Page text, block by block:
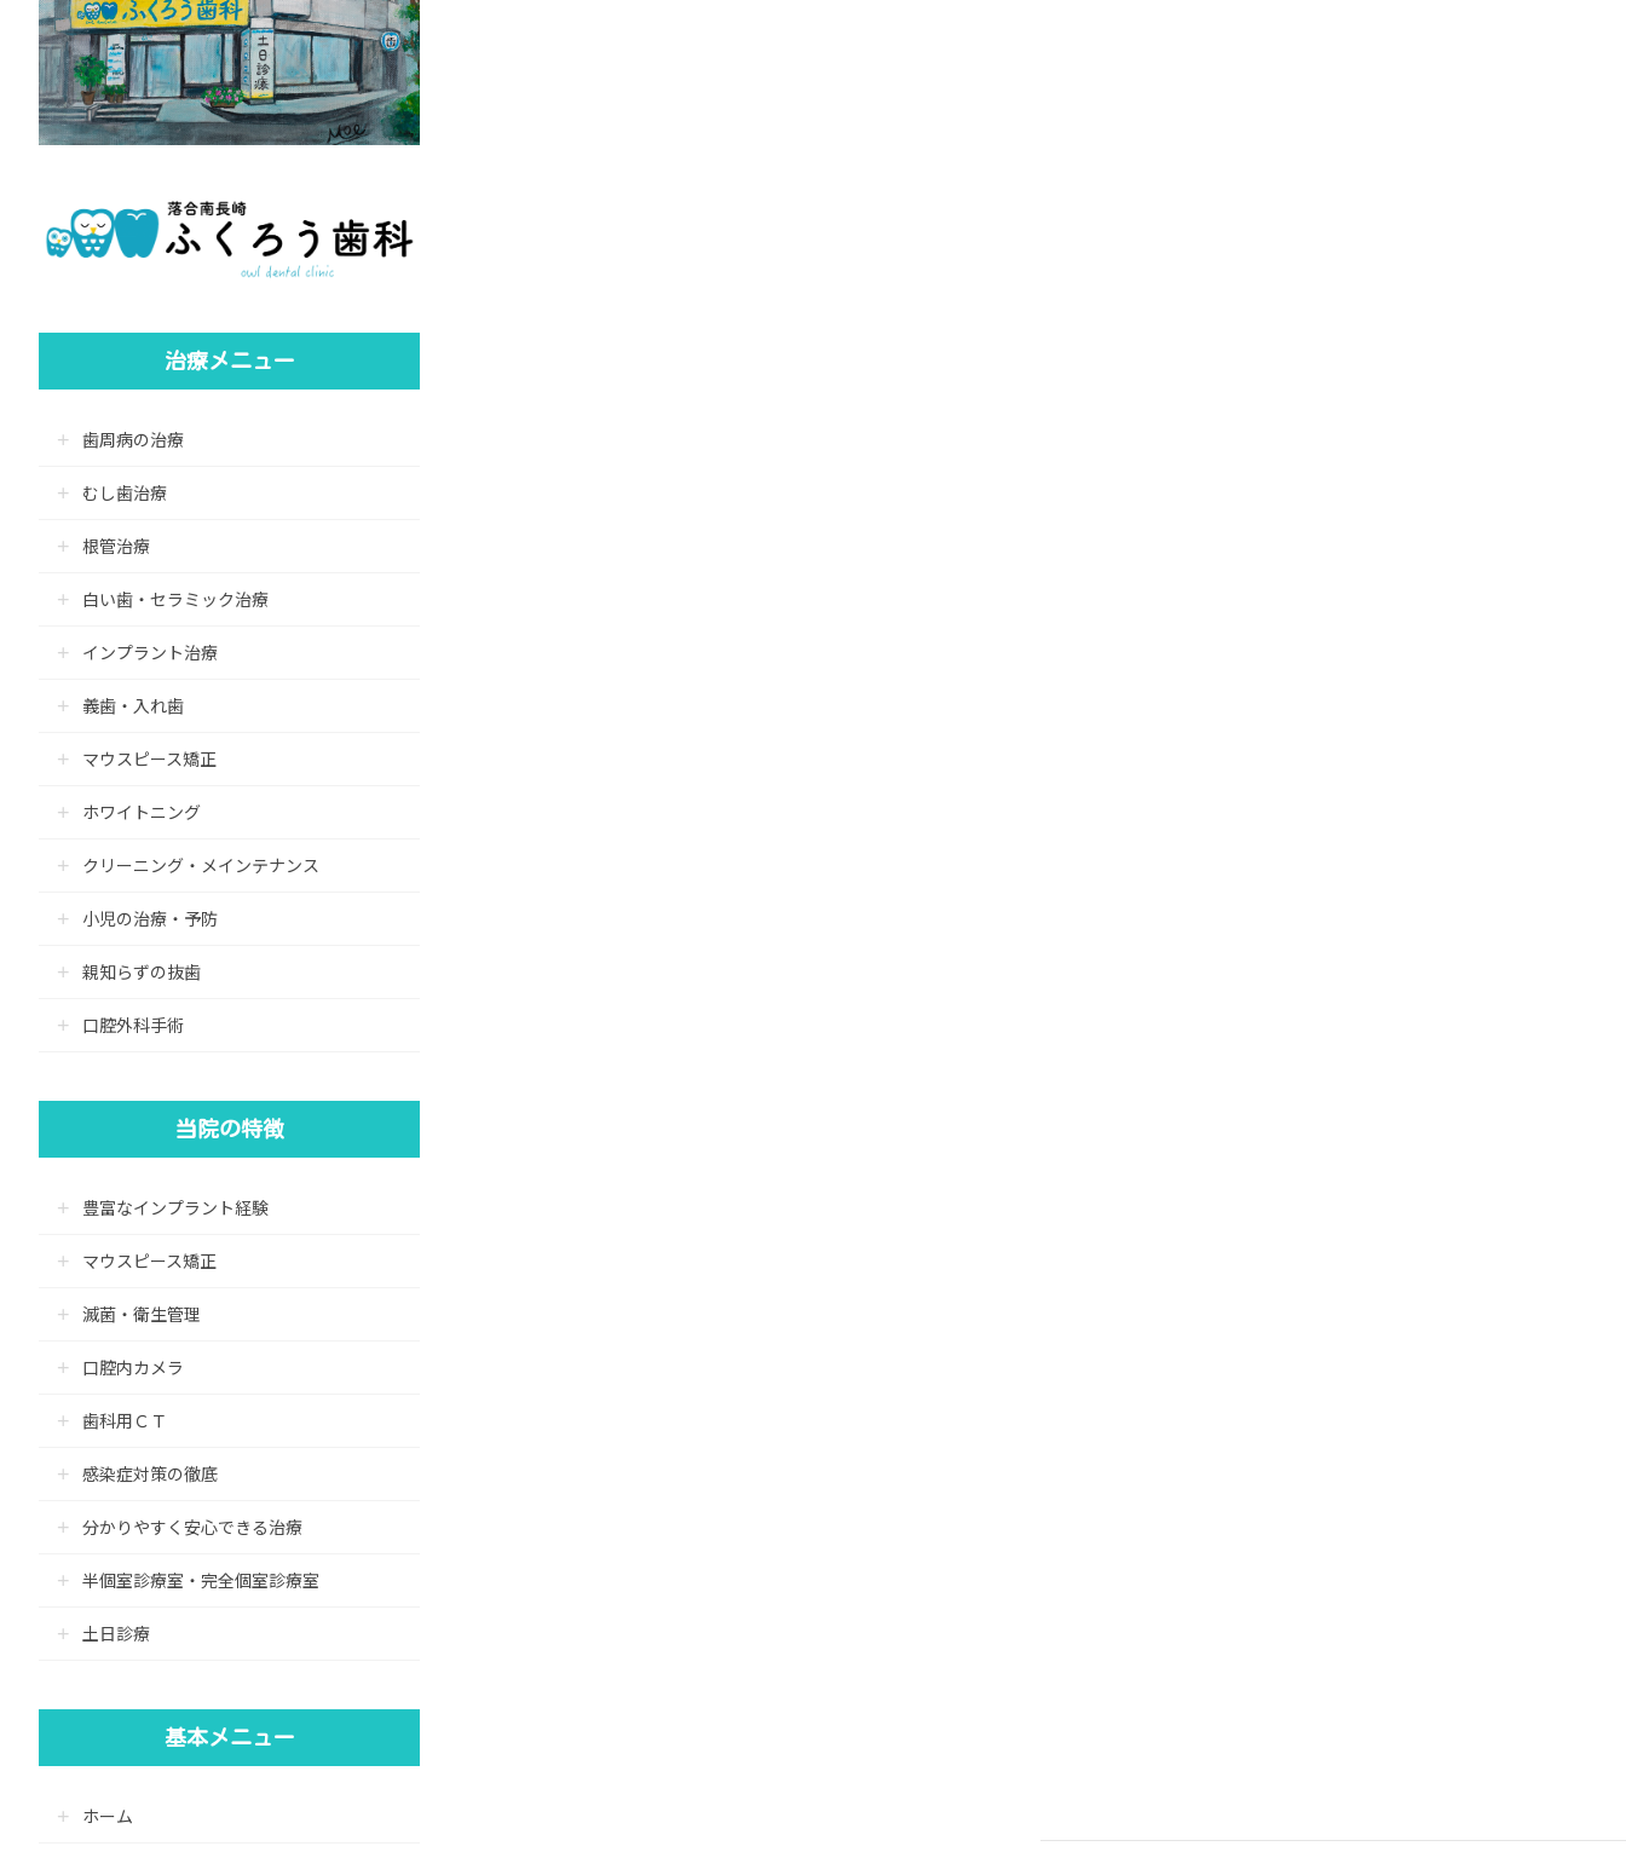
治療メニュー
歯周病の治療
むし歯治療
根管治療
白い歯・セラミック治療
インプラント治療
義歯・入れ歯
マウスピース矯正
ホワイトニング
クリーニング・メインテナンス
小児の治療・予防
親知らずの抜歯
口腔外科手術
当院の特徴
豊富なインプラント経験
マウスピース矯正
滅菌・衛生管理
口腔内カメラ
歯科用ＣＴ
感染症対策の徹底
分かりやすく安心できる治療
半個室診療室・完全個室診療室
土日診療
基本メニュー
ホーム